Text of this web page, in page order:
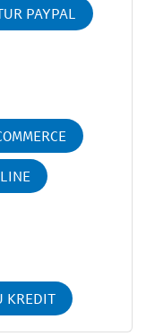
PAYPAL
KREDIT